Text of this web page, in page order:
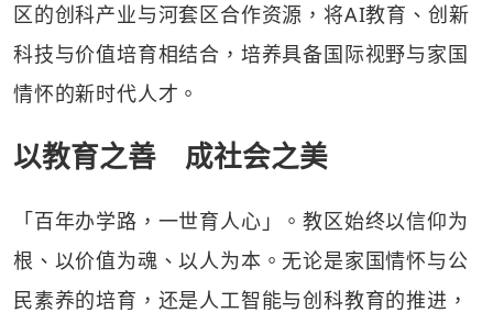
区的创科产业与河套区合作资源，将AI教育、创新
科技与价值培育相结合，培养具备国际视野与家国
情怀的新时代人才。
以教育之善 成社会之美
「百年办学路，一世育人心」。教区始终以信仰为
根、以价值为魂、以人为本。无论是家国情怀与公
民素养的培育，还是人工智能与创科教育的推进，